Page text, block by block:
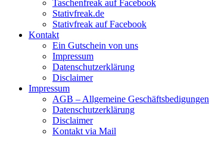
Taschenfreak auf Facebook
Stativfreak.de
Stativfreak auf Facebook
Kontakt
Ein Gutschein von uns
Impressum
Datenschutzerklärung
Disclaimer
Impressum
AGB – Allgemeine Geschäftsbedigungen
Datenschutzerklärung
Disclaimer
Kontakt via Mail